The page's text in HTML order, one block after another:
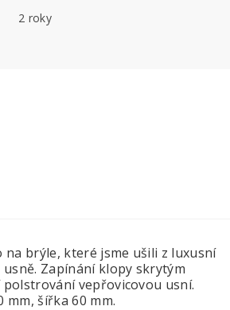
2 roky
brýle, které jsme ušili z luxusní
Zapínání klopy skrytým
vepřovicovou usní.
mm, šířka 60 mm.